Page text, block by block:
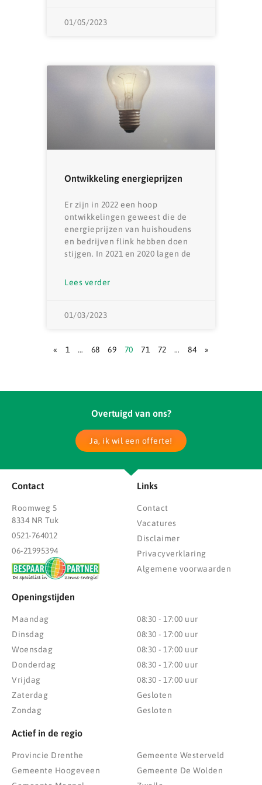
01/05/2023
Ontwikkeling energieprijzen
Er zijn in 2022 een hoop
ontwikkelingen geweest die de
energieprijzen van huishoudens
en bedrijven flink hebben doen
stijgen. In 2021 en 2020 lagen de
Lees verder
01/03/2023
« 1 … 68 69 70 71 72 … 84 »
Overtuigd van ons?
Ja, ik wil een offerte!
Contact
Roomweg 5
8334 NR Tuk
0521-764012
06-21995394
Links
Contact
Vacatures
Disclaimer
Privacyverklaring
Algemene voorwaarden
Openingstijden
Maandag
Dinsdag
Woensdag
Donderdag
Vrijdag
Zaterdag
Zondag
08:30 - 17:00 uur
08:30 - 17:00 uur
08:30 - 17:00 uur
08:30 - 17:00 uur
08:30 - 17:00 uur
Gesloten
Gesloten
Actief in de regio
Provincie Drenthe
Gemeente Hoogeveen
Gemeente Westerveld
Gemeente De Wolden